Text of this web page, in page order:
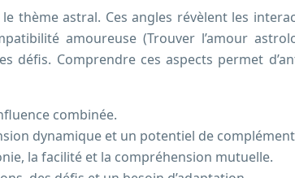
thème astral. Ces angles révèlent les
amoureuse (Trouver l’amour
défis. Comprendre ces aspects permet
combinée.
dynamique et un potentiel de
la facilité et la compréhension mutuelle.